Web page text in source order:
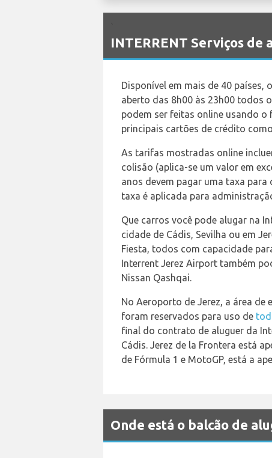
INTERRENT Serviços
Disponível em mais de 40 países,
aberto das 8h00 às 23h00 todos
podem ser feitas online usando o
principais cartões de crédito
As tarifas mostradas online
colisão (aplica-se um valor em
anos devem pagar uma taxa
taxa é aplicada para
Que carros você pode alugar na
cidade de Cádis, Sevilha ou em
Fiesta, todos com capacidade
Interrent Jerez Airport também
Nissan Qashqai.
No Aeroporto de Jerez, a área de
foram reservados para uso de
final do contrato de aluguer da
Cádis. Jerez de la Frontera está
de Fórmula 1 e MotoGP, está a
Onde está o balcão de